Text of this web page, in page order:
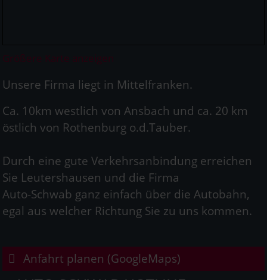
Größere Karte anzeigen
Unsere Firma liegt in Mittelfranken.
Ca. 10km westlich von Ansbach und ca. 20 km
östlich von Rothenburg o.d.Tauber.
Durch eine gute Verkehrsanbindung erreichen
Sie Leutershausen und die Firma
Auto-Schwab ganz einfach über die Autobahn,
egal aus welcher Richtung Sie zu uns kommen.
Anfahrt planen (GoogleMaps)